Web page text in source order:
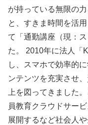
が持っている無限の
と、すきま時間を活
て「通勤講座（現：
た。 2010年に法人「
し、スマホで効率的
ンテンツを充実させ
上を図ってきました
員教育クラウドサー
展開するなど社会人